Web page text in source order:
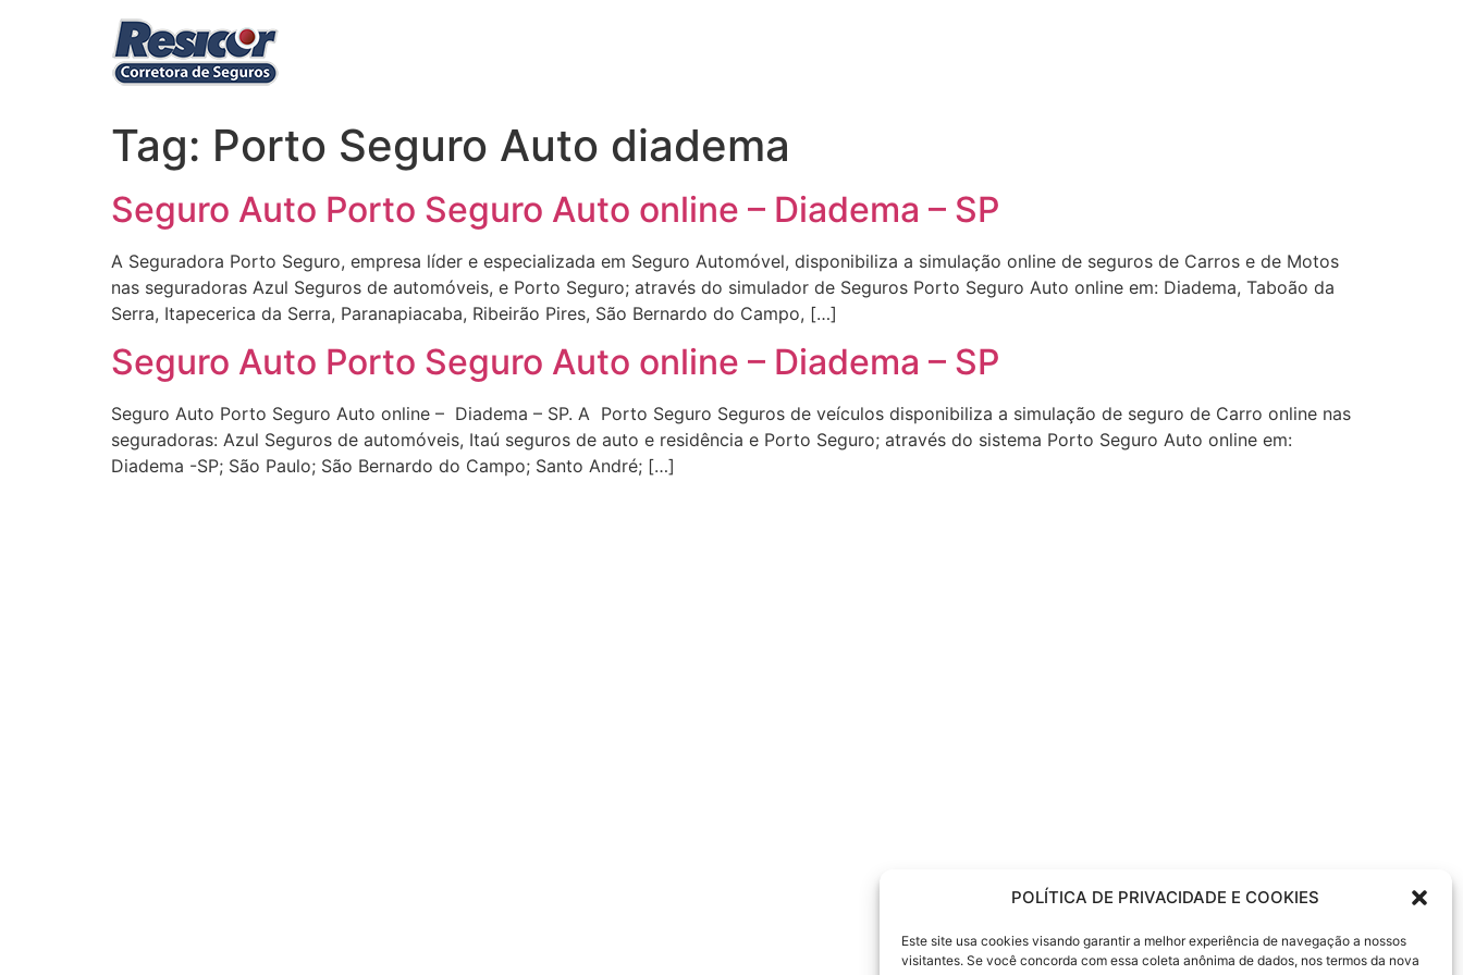
POLÍTICA DE PRIVACIDADE E COOKIES
Este site usa cookies visando garantir a melhor experiência de navegação a nossos
visitantes. Se você concorda com essa coleta anônima de dados, nos termos da nova
Tag: Porto Seguro Auto diadema
Seguro Auto Porto Seguro Auto online – Diadema – SP
A Seguradora Porto Seguro, empresa líder e especializada em Seguro Automóvel, disponibiliza a simulação online de seguros de Carros e de Motos
nas seguradoras Azul Seguros de automóveis, e Porto Seguro; através do simulador de Seguros Porto Seguro Auto online em: Diadema, Taboão da
Serra, Itapecerica da Serra, Paranapiacaba, Ribeirão Pires, São Bernardo do Campo, […]
Seguro Auto Porto Seguro Auto online – Diadema – SP
Seguro Auto Porto Seguro Auto online – Diadema – SP. A Porto Seguro Seguros de veículos disponibiliza a simulação de seguro de Carro online nas
seguradoras: Azul Seguros de automóveis, Itaú seguros de auto e residência e Porto Seguro; através do sistema Porto Seguro Auto online em:
Diadema -SP; São Paulo; São Bernardo do Campo; Santo André; […]